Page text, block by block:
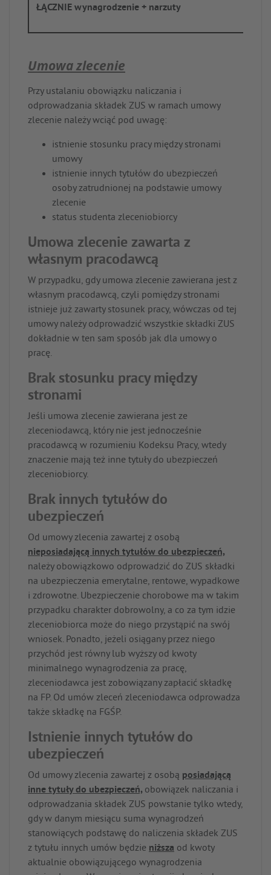
ŁĄCZNIE wynagrodzenie + narzuty
Umowa zlecenie
Przy ustalaniu obowiązku naliczania i
odprowadzania składek ZUS w ramach umowy
zlecenie należy wciąć pod uwagę:
istnienie stosunku pracy między stronami
umowy
istnienie innych tytułów do ubezpieczeń
osoby zatrudnionej na podstawie umowy
zlecenie
status studenta zleceniobiorcy
Umowa zlecenie zawarta z
własnym pracodawcą
W przypadku, gdy umowa zlecenie zawierana jest z
własnym pracodawcą, czyli pomiędzy stronami
istnieje już zawarty stosunek pracy, wówczas od tej
umowy należy odprowadzić wszystkie składki ZUS
dokładnie w ten sam sposób jak dla umowy o
pracę.
Brak stosunku pracy między
stronami
Jeśli umowa zlecenie zawierana jest ze
zleceniodawcą, który nie jest jednocześnie
pracodawcą w rozumieniu Kodeksu Pracy, wtedy
znaczenie mają też inne tytuły do ubezpieczeń
zleceniobiorcy.
Brak innych tytułów do
ubezpieczeń
Od umowy zlecenia zawartej z osobą
nieposiadającą innych tytułów do ubezpieczeń,
należy obowiązkowo odprowadzić do ZUS składki
na ubezpieczenia emerytalne, rentowe, wypadkowe
i zdrowotne. Ubezpieczenie chorobowe ma w takim
przypadku charakter dobrowolny, a co za tym idzie
zleceniobiorca może do niego przystąpić na swój
wniosek. Ponadto, jeżeli osiągany przez niego
przychód jest równy lub wyższy od kwoty
minimalnego wynagrodzenia za pracę,
zleceniodawca jest zobowiązany zapłacić składkę
na FP. Od umów zleceń zleceniodawca odprowadza
także składkę na FGŚP.
Istnienie innych tytułów do
ubezpieczeń
Od umowy zlecenia zawartej z osobą posiadającą
inne tytuły do ubezpieczeń, obowiązek naliczania i
odprowadzania składek ZUS powstanie tylko wtedy,
gdy w danym miesiącu suma wynagrodzeń
stanowiących podstawę do naliczenia składek ZUS
z tytułu innych umów będzie niższa od kwoty
aktualnie obowiązującego wynagrodzenia